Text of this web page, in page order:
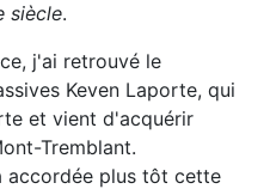
siècle.
j'ai retrouvé le
Keven Laporte, qui
et vient d'acquérir
Tremblant.
accordée plus tôt cette